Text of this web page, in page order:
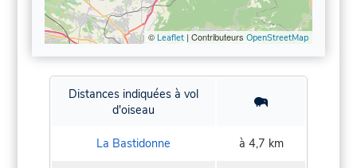
© Leaflet| Contributeurs OpenStreetMap
Distances indiquées à vol
d'oiseau
La Bastidonne à 4,7 km